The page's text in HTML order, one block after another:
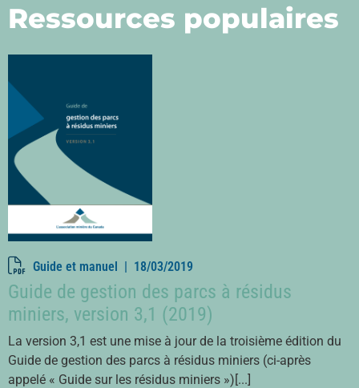
Ressources populaires
Guide et manuel | 18/03/2019
Guide de gestion des parcs à résidus
miniers, version 3,1 (2019)
La version 3,1 est une mise à jour de la troisième édition du
Guide de gestion des parcs à résidus miniers (ci-après
appelé « Guide sur les résidus miniers »)[...]